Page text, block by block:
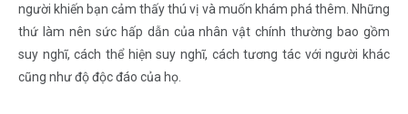
người khiến bạn cảm thấy thú vị và muốn khám phá thêm. Những
thứ làm nên sức hấp dẫn của nhân vật chính thường bao gồm
suy nghĩ, cách thể hiện suy nghĩ, cách tương tác với người khác
cũng như độ độc đáo của họ.